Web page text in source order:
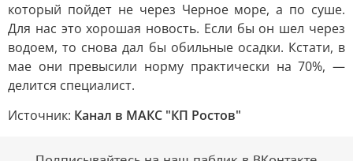
который пойдет не через Черное море, а по суше.
Для нас это хорошая новость. Если бы он шел через
водоем, то снова дал бы обильные осадки. Кстати, в
мае они превысили норму практически на 70%, —
делится специалист.
Источник: Канал в МАКС "КП Ростов"